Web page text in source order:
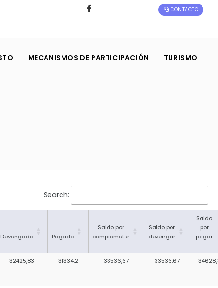
CONTACTO
MECANISMOS DE PARTICIPACIÓN TURISMO
Search:
Devengado Pagado
Saldo por
comprometer
Saldo por
devengar
Saldo
por
pagar
32425,83 31334,2 33536,67 33536,67